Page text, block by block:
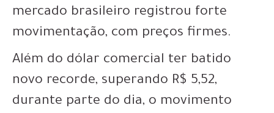
mercado brasileiro registrou forte
movimentação, com preços firmes.
Além do dólar comercial ter batido
novo recorde, superando R$ 5,52,
durante parte do dia, o movimento